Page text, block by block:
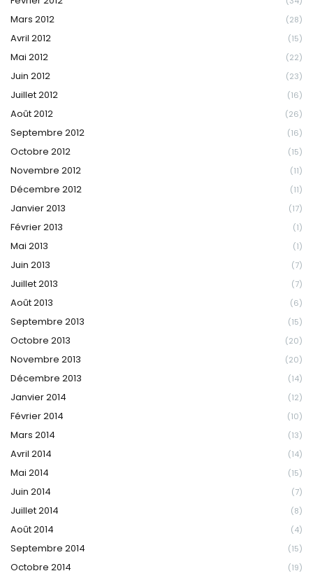
Mars 2012 (28)
Avril 2012 (15)
Mai 2012 (22)
Juin 2012 (23)
Juillet 2012 (16)
Août 2012 (26)
Septembre 2012 (16)
Octobre 2012 (15)
Novembre 2012 (11)
Décembre 2012 (11)
Janvier 2013 (17)
Février 2013 (1)
Mai 2013 (1)
Juin 2013 (7)
Juillet 2013 (7)
Août 2013 (6)
Septembre 2013 (15)
Octobre 2013 (20)
Novembre 2013 (20)
Décembre 2013 (14)
Janvier 2014 (12)
Février 2014 (10)
Mars 2014 (13)
Avril 2014 (14)
Mai 2014 (15)
Juin 2014 (7)
Juillet 2014 (8)
Août 2014 (4)
Septembre 2014 (15)
Octobre 2014 (19)